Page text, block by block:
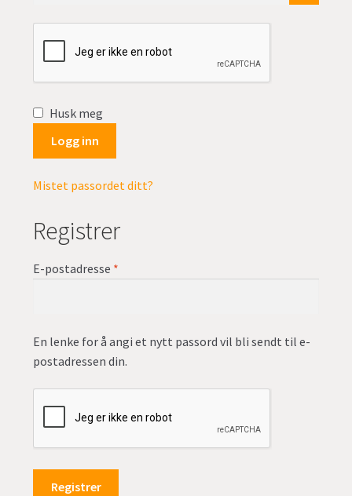
Fold
Husk meg
Logg inn
Mistet passordet ditt?
Registrer
E-postadresse *Påkrevd
En lenke for å angi et nytt passord vil bli sendt til e-
postadressen din.
Registrer